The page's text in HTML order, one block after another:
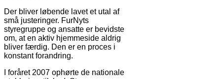
Der bliver løbende lavet et utal af
små justeringer. FurNyts
styregruppe og ansatte er bevidste
om, at en aktiv hjemmeside aldrig
bliver færdig. Den er en proces i
konstant forandring.
I foråret 2007 ophørte de nationale